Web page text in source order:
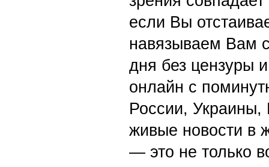
если Вы
навязываем Вам
дня без цензуры
онлайн с
России,
живые новости в
— это не только